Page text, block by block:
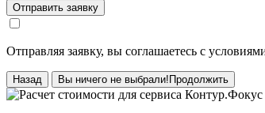
Отправить заявку
Отправляя заявку, вы соглашаетесь с
Назад Вы ничего не выбрали! Продолжить